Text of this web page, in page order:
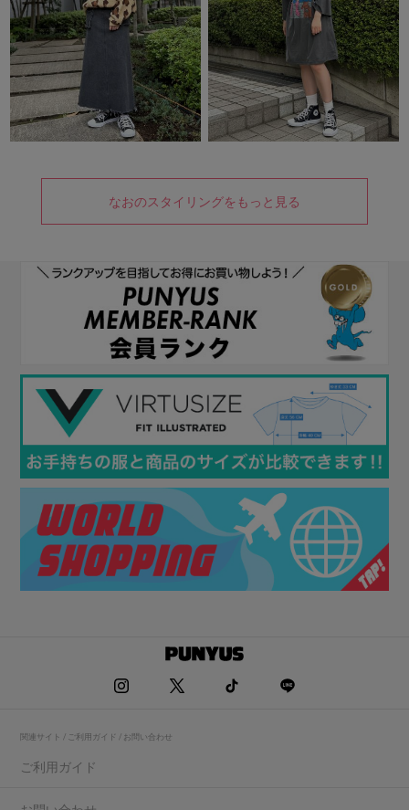
なおのスタイリングをもっと見る
関連サイト / ご利用ガイド / お問い合わせ
ご利用ガイド